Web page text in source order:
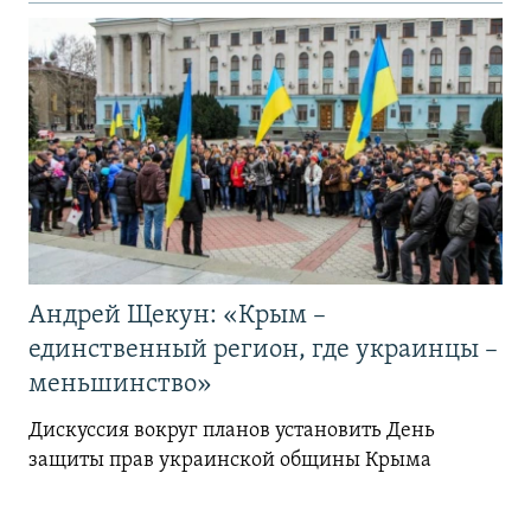
Андрей Щекун: «Крым –
единственный регион, где украинцы –
меньшинство»
Дискуссия вокруг планов установить День
защиты прав украинской общины Крыма